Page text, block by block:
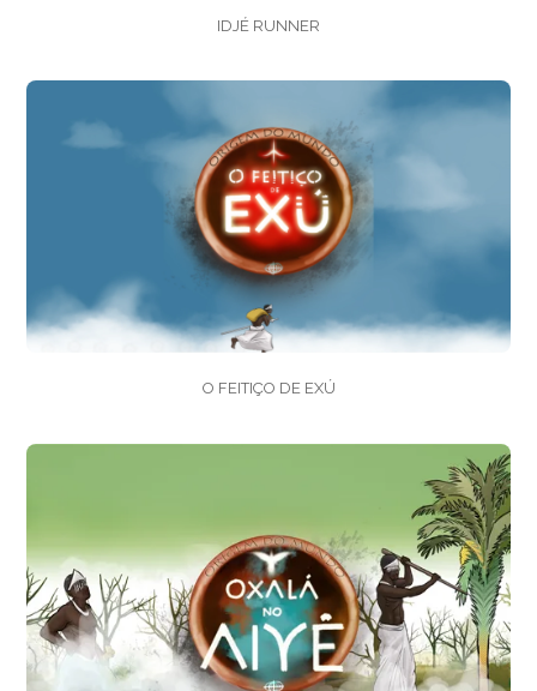
IDJÉ RUNNER
O FEITIÇO DE EXÚ